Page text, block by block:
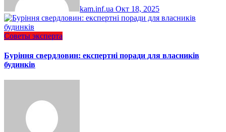
kam.inf.ua Окт 18, 2025
Советы эксперта
Буріння свердловин: експертні поради для власників
будинків